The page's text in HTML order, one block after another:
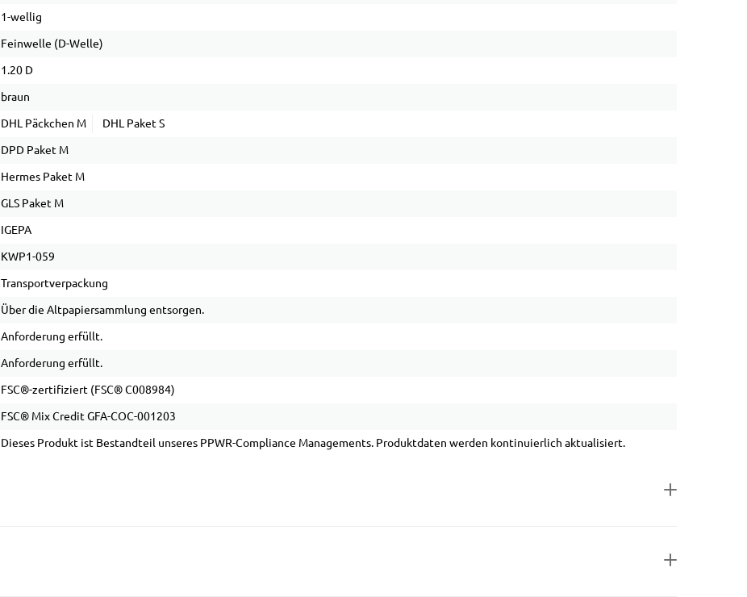
1-wellig
Feinwelle (D-Welle)
1.20 D
braun
DHL Päckchen M DHL Paket S
DPD Paket M
Hermes Paket M
GLS Paket M
IGEPA
KWP1-059
Transportverpackung
Über die Altpapiersammlung entsorgen.
Anforderung erfüllt.
Anforderung erfüllt.
FSC®-zertifiziert (FSC® C008984)
FSC® Mix Credit GFA-COC-001203
Dieses Produkt ist Bestandteil unseres PPWR-Compliance Managements. Produktdaten werden kontinuierlich aktualisiert.